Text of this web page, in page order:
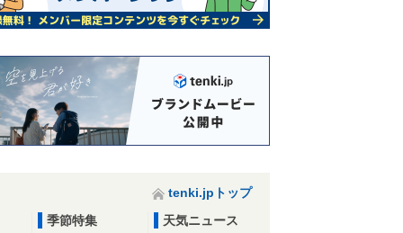
tenki.jpトップ
季節特集
天気ニュース